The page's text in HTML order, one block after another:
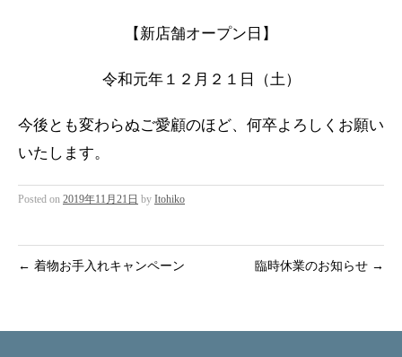
【新店舗オープン日】
令和元年１２月２１日（土）
今後とも変わらぬご愛顧のほど、何卒よろしくお願い
いたします。
Posted on 2019年11月21日 by Itohiko
← 着物お手入れキャンペーン 臨時休業のお知らせ →